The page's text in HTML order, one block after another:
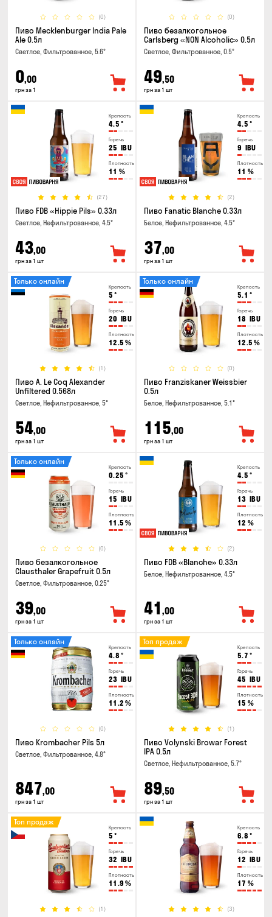
(0)
Пиво Mecklenburger India Pale
Ale 0.5л
Светлое, Фильтрованное, 5.6°
0,00
грн за 1
(0)
Пиво безалкогольное
Carlsberg «NON Alcoholic» 0.5л
Светлое, Фильтрованное, 0.5°
49,50
грн за 1 шт
Крепость
4.5 °
Горечь
25 IBU
Плотность
11 %
(27)
Пиво FDB «Hippie Pils» 0.33л
Светлое, Нефильтрованное, 4.5°
43,00
грн за 1 шт
Крепость
4.5 °
Горечь
9 IBU
Плотность
11 %
(2)
Пиво Fanatic Blanche 0.33л
Белое, Нефильтрованное, 4.5°
37,00
грн за 1 шт
Крепость
5 °
Горечь
20 IBU
Плотность
12.5 %
(1)
Только онлайн
Пиво A. Le Coq Alexander
Unfiltered 0.568л
Светлое, Нефильтрованное, 5°
54,00
грн за 1 шт
Крепость
5.1 °
Горечь
18 IBU
Плотность
12.5 %
(0)
Только онлайн
Пиво Franziskaner Weissbier
0.5л
Белое, Нефильтрованное, 5.1°
115,00
грн за 1 шт
Крепость
0.25 °
Горечь
15 IBU
Плотность
11.5 %
(0)
Только онлайн
Пиво безалкогольное
Clausthaler Grapefruit 0.5л
Светлое, Фильтрованное, 0.25°
39,00
грн за 1 шт
Крепость
4.5 °
Горечь
13 IBU
Плотность
12 %
(2)
Пиво FDB «Blanche» 0.33л
Белое, Нефильтрованное, 4.5°
41 ,00
грн за 1 шт
Крепость
4.8 °
Горечь
23 IBU
Плотность
11.2 %
(0)
Только онлайн
Пиво Krombacher Pils 5л
Светлое, Фильтрованное, 4.8°
847,00
грн за 1 шт
Крепость
5.7 °
Горечь
45 IBU
Плотность
15 %
(1)
Топ продаж
Пиво Volynski Browar Forest
IPA 0.5л
Светлое, Нефильтрованное, 5.7°
89,50
грн за 1 шт
Крепость
5 °
Горечь
32 IBU
Плотность
11.9 %
(1)
Топ продаж
Крепость
6.8 °
Горечь
12 IBU
Плотность
17 %
(3)